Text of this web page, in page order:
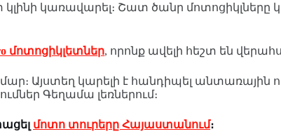
կառավարել։ Շատ ծանր
մոտոցիկլետներ, որոնք ավելի հեշտ են
Այստեղ կարելի է հանդիպել
Գեղամա լեռներում։
մոտո տուրերը Հայաստանում։